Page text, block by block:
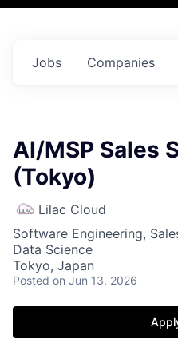
Jobs Companies
AI/MSP Sales
(Tokyo)
Lilac Cloud
Software Engineering,
Data Science
Tokyo, Japan
Posted on Jun 13, 2026